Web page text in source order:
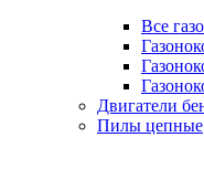
Все
Двигатели
Пилы цепные